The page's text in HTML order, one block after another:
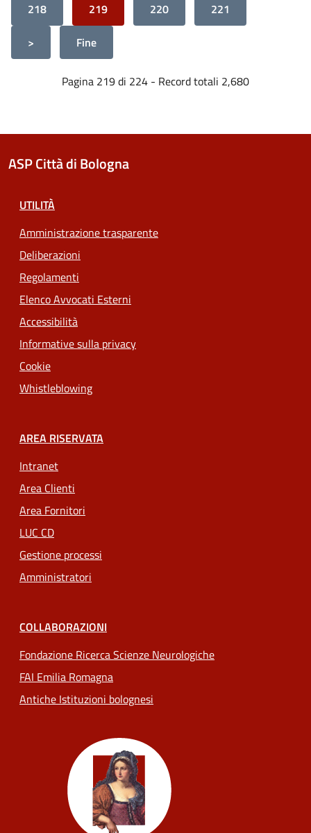
218
219 220
221
>
Fine
Pagina 219 di 224 - Record totali 2,680
ASP Città di Bologna
UTILITÀ
Amministrazione trasparente
Deliberazioni
Regolamenti
Elenco Avvocati Esterni
Accessibilità
Informative sulla privacy
Cookie
Whistleblowing
AREA RISERVATA
Intranet
Area Clienti
Area Fornitori
LUC CD
Gestione processi
Amministratori
COLLABORAZIONI
Fondazione Ricerca Scienze Neurologiche
FAI Emilia Romagna
Antiche Istituzioni bolognesi